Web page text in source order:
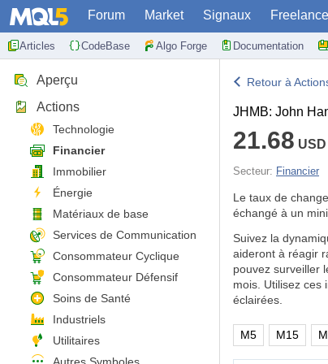
Forum Market Signaux Freelance
Articles CodeBase Algo Forge Documentation
Aperçu
Actions
Technologie
Financier
Immobilier
Énergie
Matériaux de base
Services de Communication
Consommateur Cyclique
Consommateur Défensif
Soins de Santé
Industriels
Utilitaires
Retour à
JHMB: John
21.68 USD
Secteur: Financier
Le taux de
échangé à un
Suivez la
aideront à réagir
pouvez surveiller
mois. Utilisez ces
éclairées.
M5 M15